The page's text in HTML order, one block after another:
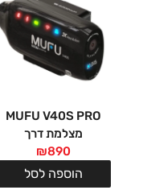
MUFU V40S PRO
מצלמת דרך
₪890
הוספה לסל